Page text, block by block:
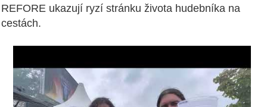
REFORE ukazují ryzí stránku života hudebníka na
cestách.